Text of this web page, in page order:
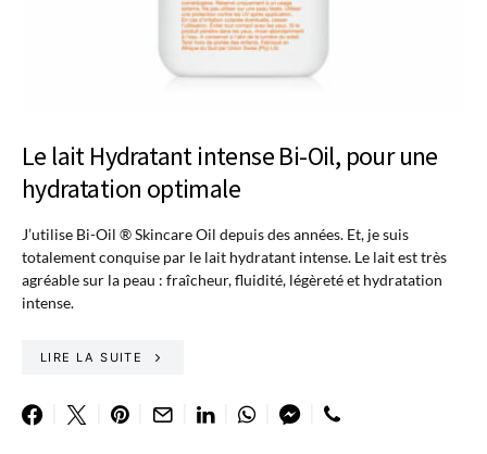
Le lait Hydratant intense Bi-Oil, pour une
hydratation optimale
J’utilise Bi-Oil ® Skincare Oil depuis des années. Et, je suis
totalement conquise par le lait hydratant intense. Le lait est très
agréable sur la peau : fraîcheur, fluidité, légèreté et hydratation
intense.
LIRE LA SUITE